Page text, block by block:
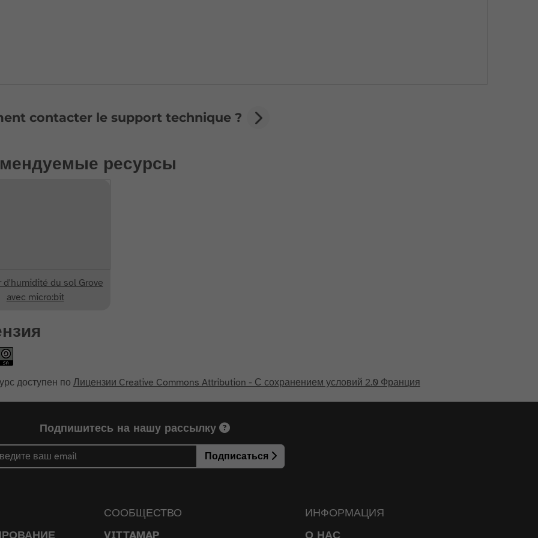
contacter le support technique ?
ресурсы
d'humidité du sol Grove
avec micro:bit
доступен по Лицензии Creative Commons Attribution - С сохранением условий 2.0 Франция
Подпишитесь на нашу рассылку
Подписаться
СООБЩЕСТВО
VITTAMAP
ИНФОРМАЦИЯ
О НАС